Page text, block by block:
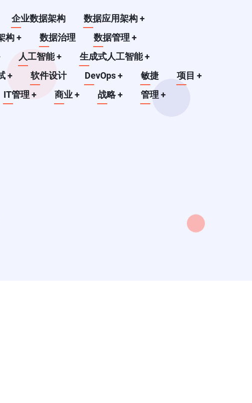
企业数据架构 数据应用架构+
构+ 数据治理 数据管理+
人工智能+ 生成式人工智能+
+ 软件设计 DevOps+ 敏捷 项目+
IT管理+ 商业+ 战略+ 管理+